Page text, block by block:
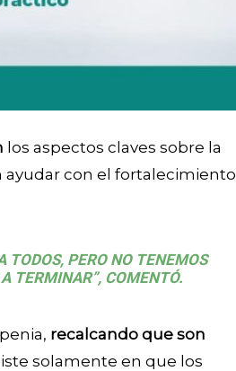
los aspectos claves sobre la
ayudar con el fortalecimiento
TODOS, PERO NO TENEMOS
TERMINAR”, COMENTÓ.
recalcando que son
solamente en que los